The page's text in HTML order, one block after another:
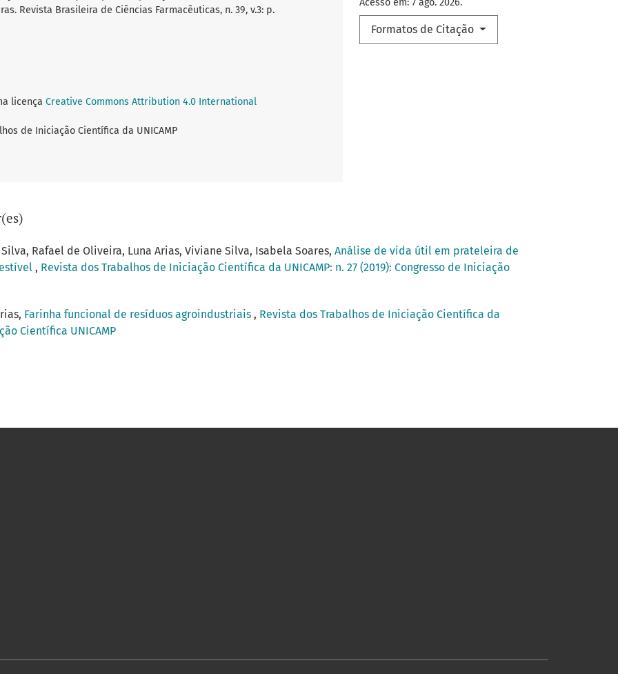
Acesso em: 7 ago. 2026.
Formatos de Citação
Revista Brasileira de Ciências Farmacêuticas, n. 39, v.3: p.
licença Creative Commons Attribution 4.0 International
de Iniciação Científica da UNICAMP
Rafael de Oliveira, Luna Arias, Viviane Silva, Isabela Soares, Análise de vida útil em prateleira de
, Revista dos Trabalhos de Iniciação Científica da UNICAMP: n. 27 (2019): Congresso de Iniciação
Farinha funcional de resíduos agroindustriais , Revista dos Trabalhos de Iniciação Científica da
Científica UNICAMP